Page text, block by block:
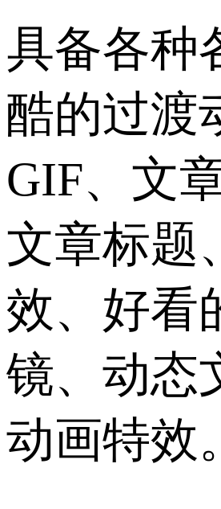
具备各种
酷的过渡
GIF、文
文章标题
效、好看
镜、动态
动画特效。